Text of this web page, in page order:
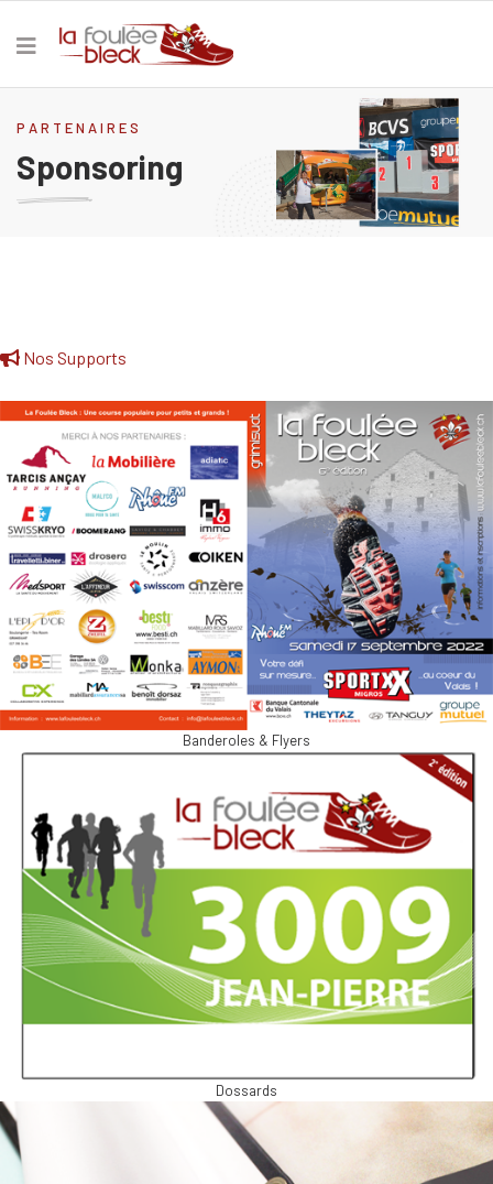
PARTENAIRES
Sponsoring
Nos Supports
Banderoles & Flyers
Dossards